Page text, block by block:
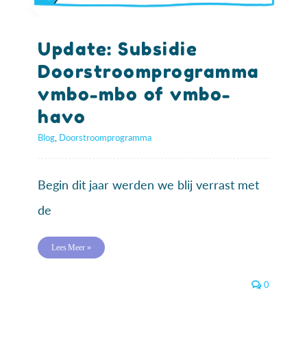
Update: Subsidie
Doorstroomprogramma
vmbo-mbo of vmbo-
havo
Blog Doorstroomprogramma
Begin dit jaar werden we blij verrast met
de
Lees Meer »
0